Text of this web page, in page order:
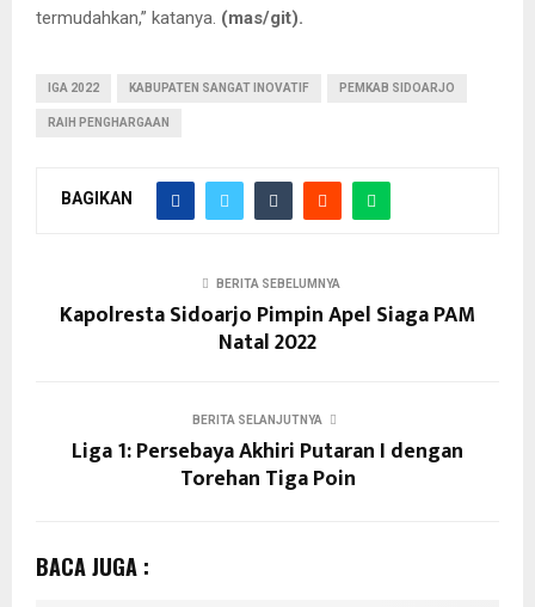
termudahkan,” katanya. (mas/git).
IGA 2022 KABUPATEN SANGAT INOVATIF PEMKAB SIDOARJO
RAIH PENGHARGAAN
BAGIKAN
BERITA SEBELUMNYA
Kapolresta Sidoarjo Pimpin Apel Siaga PAM
Natal 2022
BERITA SELANJUTNYA
Liga 1: Persebaya Akhiri Putaran I dengan
Torehan Tiga Poin
BACA JUGA :